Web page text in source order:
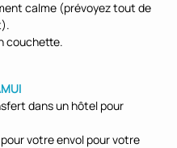
calme (prévoyez tout de
couchette.
dans un hôtel pour
votre envol pour votre